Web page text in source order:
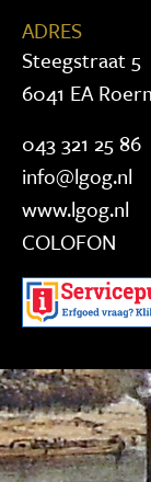
ADRES
Steegstraat 5
6041 EA
043 321 25 86
info@lgog.nl
www.lgog.nl
COLOFON